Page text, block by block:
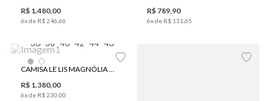
R$ 1.480, 00
6x de R$246 66
R$ 789 90
6x de R$ 131 65
36 38 40 42 44 46
CAMISA LE LIS MAGNÓLIA SEDA FEMININA
R$ 1.380, 00
6x de R$230 00